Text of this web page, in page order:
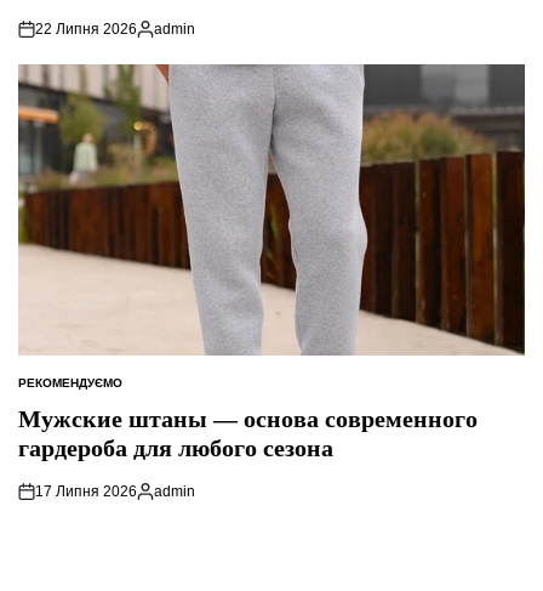
22 Липня 2026
Опубліковано
admin
ОПУБЛІКУВАТИ
РЕКОМЕНДУЄМО
Мужские штаны — основа современного
гардероба для любого сезона
17 Липня 2026
Опубліковано
admin